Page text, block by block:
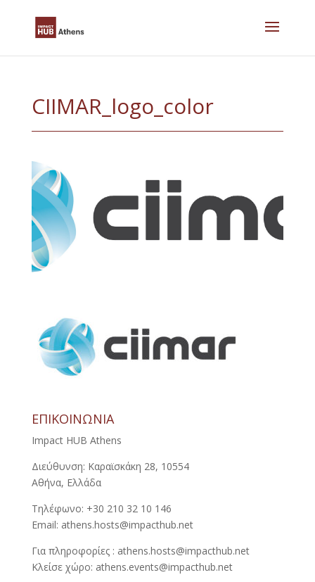
CIIMAR_logo_color
ΕΠΙΚΟΙΝΩΝΙΑ
Impact HUB Athens
Διεύθυνση: Καραϊσκάκη 28, 10554
Αθήνα, Ελλάδα
Τηλέφωνο: +30 210 32 10 146
Email: athens.hosts@impacthub.net
Για πληροφορίες : athens.hosts@impacthub.net
Κλείσε χώρο: athens.events@impacthub.net